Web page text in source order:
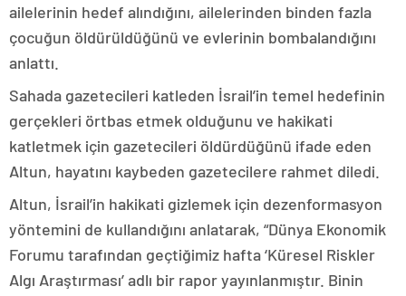
ailelerinin hedef alındığını, ailelerinden binden fazla
çocuğun öldürüldüğünü ve evlerinin bombalandığını
anlattı.
Sahada gazetecileri katleden İsrail’in temel hedefinin
gerçekleri örtbas etmek olduğunu ve hakikati
katletmek için gazetecileri öldürdüğünü ifade eden
Altun, hayatını kaybeden gazetecilere rahmet diledi.
Altun, İsrail’in hakikati gizlemek için dezenformasyon
yöntemini de kullandığını anlatarak, “Dünya Ekonomik
Forumu tarafından geçtiğimiz hafta ‘Küresel Riskler
Algı Araştırması’ adlı bir rapor yayınlanmıştır. Binin